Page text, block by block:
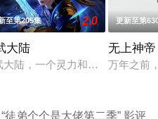
谷雨街后巷。 无论城市的角落
至第205集 2.0
大陆
大陆，一个灵力和武魂并存的世
更新至第
无上神帝
万年之前
徒弟个个是大佬第二季” 影评